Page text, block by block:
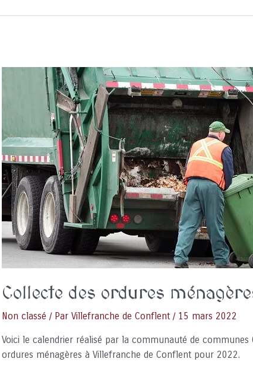
de
Collecte des ordures
Non classé / Par Villefranche de Conflent / 15 mars 2022
Voici le calendrier réalisé par la communauté de
ordures ménagères à Villefranche de Conflent pour 2022.